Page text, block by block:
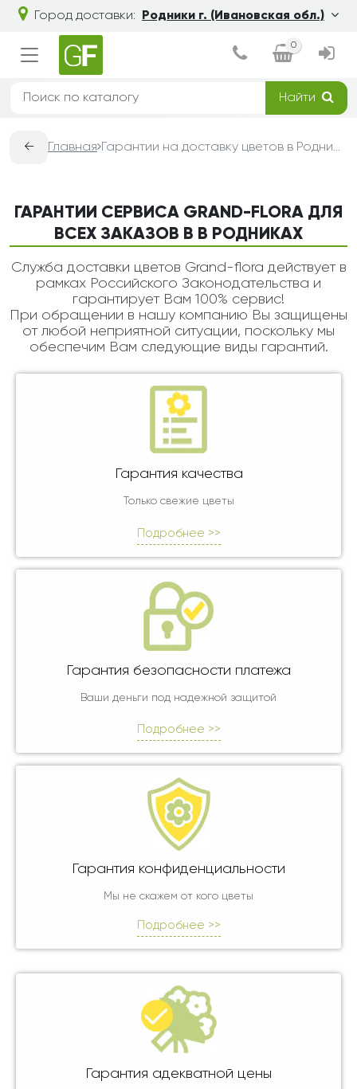
Город доставки: Родники г. (Ивановская обл.)
0
Найти
← Главная Гарантии на доставку цветов в Родниках — Grand-Flora
ГАРАНТИИ СЕРВИСА GRAND-FLORA ДЛЯ
ВСЕХ ЗАКАЗОВ В В РОДНИКАХ
Служба доставки цветов Grand-flora действует в
рамках Российского Законодательства и
гарантирует Вам 100% сервис!
При обращении в нашу компанию Вы защищены
от любой неприятной ситуации, поскольку мы
обеспечим Вам следующие виды гарантий.
Гарантия качества
Только свежие цветы
Подробнее >>
Гарантия безопасности платежа
Ваши деньги под надежной защитой
Подробнее >>
Гарантия конфиденциальности
Мы не скажем от кого цветы
Подробнее >>
Гарантия адекватной цены